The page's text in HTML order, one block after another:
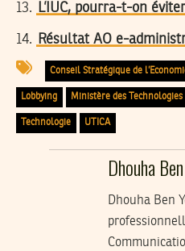
13. L’IUC, pourra-t-on
14. Résultat AO e-
Conseil Stratégique de
Lobbying Ministère des Technologies
Technologie UTICA
Dhouha
Dhouha Ben